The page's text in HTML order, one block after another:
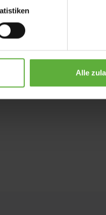
Alle
Sie, wie wir mit
– lassen Sie sich davon